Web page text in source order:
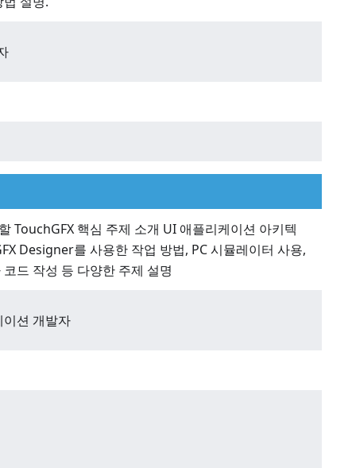
TouchGFX 핵심 주제 소개 UI 애플리케이션 아키텍
Designer를 사용한 작업 방법, PC 시뮬레이터 사용,
드 작성 등 다양한 주제 설명
이션 개발자